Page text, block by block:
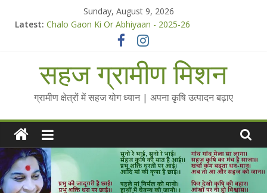
Sunday, August 9, 2026
Latest: Chalo Gaon Ki Or Abhiyaan - 2025-26
Collected Talks on Vibrated Water
सहज कृषि प्रचार-प्रसार किट
Standee Designs @ 2025 for Sahaj Krishi Promotions
सहज ग्रामीण मिशन
ग्रामीण क्षेत्रों में सहज योग ध्यान | अपना कृषि उत्पादन बढ़ाए